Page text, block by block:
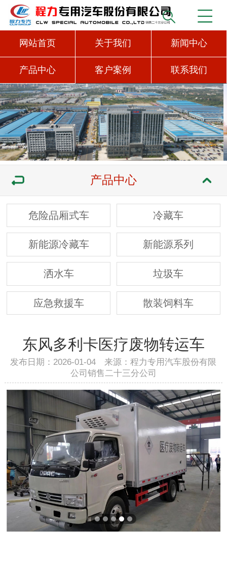
网站首页 关于我们 新闻中心
产品中心 客户案例 联系我们
产品中心
危险品厢式车 冷藏车
新能源冷藏车 新能源系列
洒水车 垃圾车
应急救援车 散装饲料车
东风多利卡医疗废物转运车
发布日期：2026-01-04 来源：程力专用汽车股份有限
公司销售二十三分公司